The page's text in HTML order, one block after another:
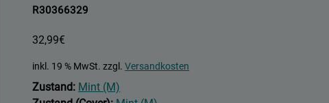
R30366329
32,99€
inkl. 19 % MwSt. zzgl.Versandkosten
Zustand: Mint (M)